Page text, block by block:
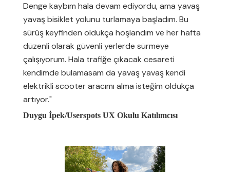
Denge kaybım hala devam ediyordu, ama yavaş
yavaş bisiklet yolunu turlamaya başladım. Bu
sürüş keyfinden oldukça hoşlandım ve her hafta
düzenli olarak güvenli yerlerde sürmeye
çalışıyorum. Hala trafiğe çıkacak cesareti
kendimde bulamasam da yavaş yavaş kendi
elektrikli scooter aracımı alma isteğim oldukça
artıyor."
Duygu İpek/Userspots UX Okulu Katılımcısı